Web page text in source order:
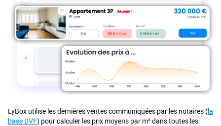
LyBox utilise les dernières ventes communiquées par les notaires (la
base DVF) pour calculer les prix moyens par m² dans toutes les